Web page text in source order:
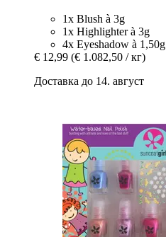
1x Blush à 3g
1x Highlighter à 3g
4x Eyeshadow à 1,50g
€ 12,99 (€ 1.082,50 / кг)
Доставка до 14. август